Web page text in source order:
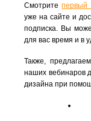
Смотрите первый
уже на сайте и
подписка. Вы
для вас время и в
Также,
наших вебинаров
дизайна при